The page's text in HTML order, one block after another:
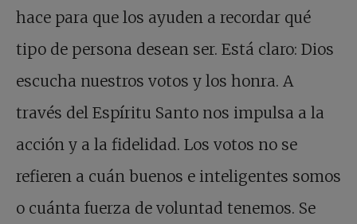
hace para que los ayuden a recordar qué
tipo de persona desean ser. Está claro: Dios
escucha nuestros votos y los honra. A
través del Espíritu Santo nos impulsa a la
acción y a la fidelidad. Los votos no se
refieren a cuán buenos e inteligentes somos
o cuánta fuerza de voluntad tenemos. Se